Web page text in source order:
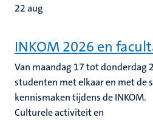
22aug
INKOM 2026 en
Van maandag 17 tot donderdag
studenten met elkaar en met de
kennismaken tijdens de INKOM.
Culturele activiteit en